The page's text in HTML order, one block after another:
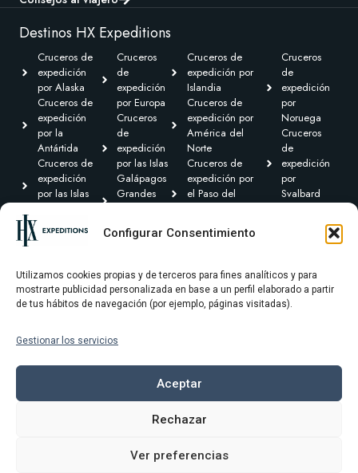
Configurar Consentimiento
Utilizamos cookies propias y de terceros para fines analíticos y para
mostrarte publicidad personalizada en base a un perfil elaborado a partir
de tus hábitos de navegación (por ejemplo, páginas visitadas).
Gestionar los servicios
Aceptar
Rechazar
Ver preferencias
Destinos HX Expeditions
Cruceros de
expedición
por Alaska
Cruceros de
expedición
por la
Antártida
Cruceros de
expedición
por las Islas
Cruceros de
expedición por
Centroamérica
Cruceros
de
expedición
por Europa
Cruceros
de
expedición
por las Islas
Galápagos
Grandes
expedición
Groenlandia
Cruceros de
expedición por
Islandia
Cruceros de
expedición por
América del
Norte
Cruceros de
expedición por
el Paso del
Cruceros de
Sudamérica
Cruceros
de
expedición
por
Noruega
Cruceros
de
expedición
por
Svalbard
Transoceánicas
Términos y condiciones
Política de cookies